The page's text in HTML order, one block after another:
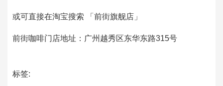
或可直接在淘宝搜索 「前街旗舰店」
前街咖啡门店地址：广州越秀区东华东路315号
标签: